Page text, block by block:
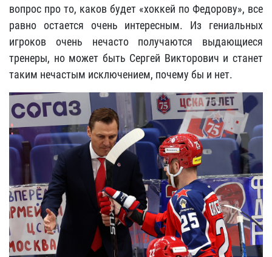
вопрос про то, каков будет «хоккей по Федорову», все
равно остается очень интересным. Из гениальных
игроков очень нечасто получаются выдающиеся
тренеры, но может быть Сергей Викторович и станет
таким нечастым исключением, почему бы и нет.